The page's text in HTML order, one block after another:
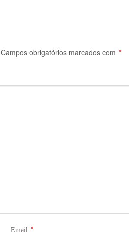
Campos obrigatórios marcados com *
Email *